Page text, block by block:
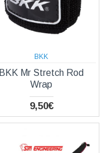
BKK
BKK Mr Stretch Rod
Wrap
9,50€